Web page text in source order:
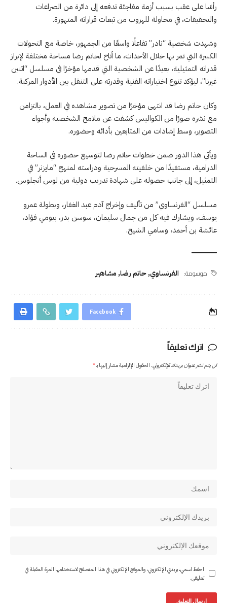
رأسًا على عقب بسبب أزمة مفاجئة تدفعه إلى دائرة من الصراعات
والتحقيقات، في محاولة للهروب من تبعات قراراته المتهورة.
وشهدت شخصية “نادر” تفاعلًا واسعًا من الجمهور، خاصة مع التحولات
الكبيرة التي تمر بها خلال الأحداث، ما أتاح لحاتم رضا مساحة مختلفة لإبراز
قدراته التمثيلية، بعيدًا عن الشخصية التي قدمها مؤخرًا في مسلسل “اتنين
غيرنا”، ليؤكد تنوع اختياراته الفنية وقدرته على التنقل بين الأدوار المركبة.
وكان حاتم رضا قد انتهى مؤخرًا من تصوير مشاهده في العمل، بالتزامن
مع نشره صورًا من الكواليس كشفت عن ملامح الشخصية وأجواء
التصوير، وسط إشادات من المتابعين بأدائه وحضوره.
ويأتي هذا الدور ضمن خطوات حاتم رضا لتوسيع حضوره في الساحة
الدرامية، مستفيدًا من خلفيته المسرحية ودراسته لمنهج “مايزنر” في
التمثيل، إلى جانب حصوله على شهادة تدريب دولية من لوس أنجلوس.
مسلسل “الفرنساوي” من تأليف وإخراج آدم عبد الغفار، وبطولة عمرو
يوسف، ويشارك فيه كل من جمال سليمان، سوسن بدر، بيومي فؤاد،
عائشة بن أحمد، وسامي الشيخ.
موسومة: الفرنساوي,حاتم رضا, مشاهير
Facebook
اترك تعليقاً
لن يتم نشر عنوان بريدك الإلكتروني. الحقول الإلزامية مشار إليها بـ*
احفظ اسمي، بريدي الإلكتروني، والموقع الإلكتروني في هذا المتصفح لاستخدامها المرة المقبلة في
تعليقي.